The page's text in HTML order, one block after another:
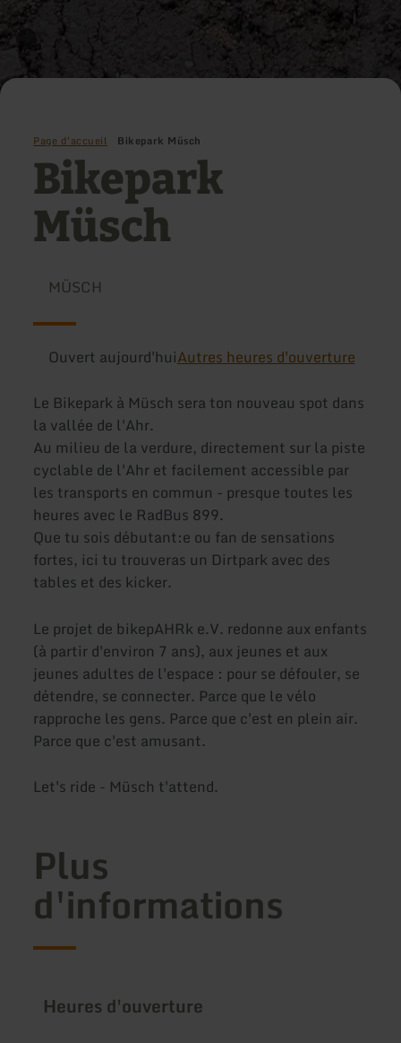
Page d'accueil Bikepark Müsch
Bikepark
Müsch
MÜSCH
Ouvert aujourd'huiAutres heures d'ouverture
Le Bikepark à Müsch sera ton nouveau spot dans
la vallée de l'Ahr.
Au milieu de la verdure, directement sur la piste
cyclable de l'Ahr et facilement accessible par
les transports en commun - presque toutes les
heures avec le RadBus 899.
Que tu sois débutant:e ou fan de sensations
fortes, ici tu trouveras un Dirtpark avec des
tables et des kicker.
Le projet de bikepAHRk e.V. redonne aux enfants
(à partir d'environ 7 ans), aux jeunes et aux
jeunes adultes de l'espace : pour se défouler, se
détendre, se connecter. Parce que le vélo
rapproche les gens. Parce que c'est en plein air.
Parce que c'est amusant.
Let's ride - Müsch t'attend.
Plus
d'informations
Heures d'ouverture